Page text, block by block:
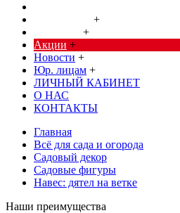
+
+
Акции +
Новости +
Юр. лицам +
ЛИЧНЫЙ КАБИНЕТ
О НАС
КОНТАКТЫ
Главная
Всё для сада и огорода
Садовый декор
Садовые фигуры
Навес: дятел на ветке
Наши преимущества